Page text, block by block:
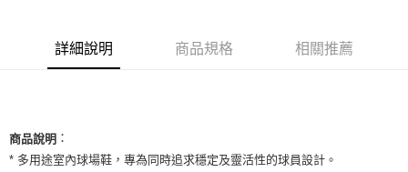
台新國際商業銀行
中國信託商業銀行
全盈+PAY
AFTEE先享後付是「在收到商品之後才付款」的支付方式。 讓您購物簡單
便利好安心！
ATM付款
詳細說明 商品規格 相關推薦
商品說明 ：
* 多用途室內球場鞋，專為同時追求穩定及靈活性的球員設計。